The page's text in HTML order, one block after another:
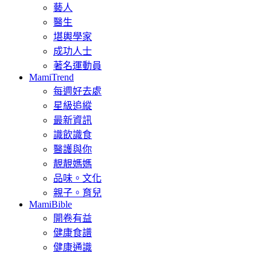
藝人
醫生
堪輿學家
成功人士
著名運動員
MamiTrend
每週好去處
星級追縱
最新資訊
識飲識食
醫護與你
靚靚媽媽
品味。文化
親子。育兒
MamiBible
開卷有益
健康食譜
健康通識